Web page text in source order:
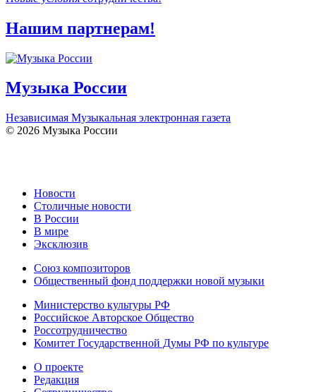
Нашим партнерам!
Музыка России
Независимая Музыкальная электронная газета
© 2026 Музыка России
Новости
Столичные новости
В России
В мире
Эксклюзив
Союз композиторов
Общественный фонд поддержки новой музыки
Министерство культуры РФ
Российское Авторское Общество
Россотрудничество
Комитет Государственной Думы РФ по культуре
О проекте
Редакция